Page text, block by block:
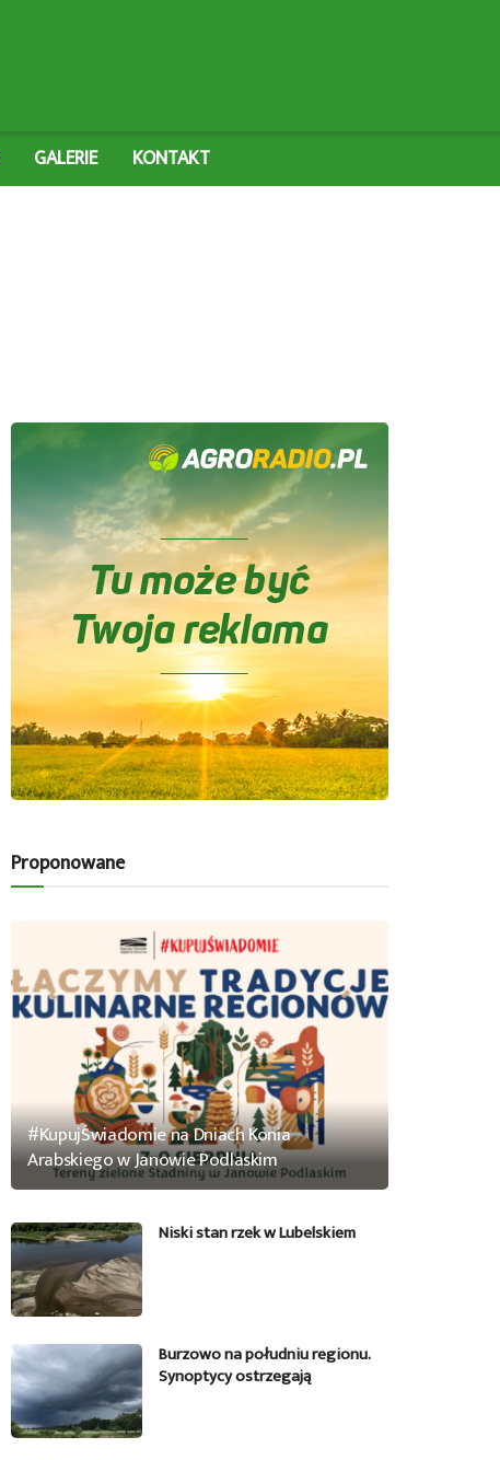
GALERIE KONTAKT
Proponowane
#KupujŚwiadomie na Dniach Konia
Arabskiego w Janowie Podlaskim
Niski stan rzek w Lubelskiem
Burzowo na południu regionu.
Synoptycy ostrzegają